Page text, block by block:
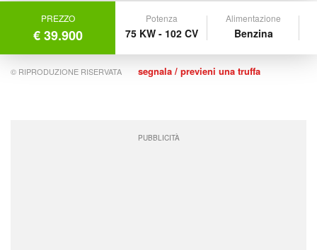
PREZZO
€ 39.900
Potenza
75 KW - 102 CV
Alimentazione
Benzina
© RIPRODUZIONE RISERVATA segnala / previeni una truffa
PUBBLICITÀ